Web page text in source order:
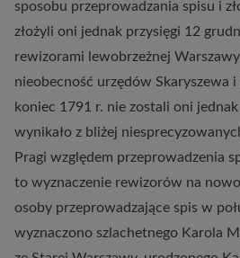
sposobu przeprowadzania spisu i
złożyli oni jednak przysięgi 12
rewizorami lewobrzeżnej
nieobecność urzędów Skaryszewa i
koniec 1791 r. nie zostali oni
wynikało z bliżej
Pragi względem przeprowadzenia
to wyznaczenie rewizorów na
osoby przeprowadzające spis w
wyznaczono szlachetnego Karola